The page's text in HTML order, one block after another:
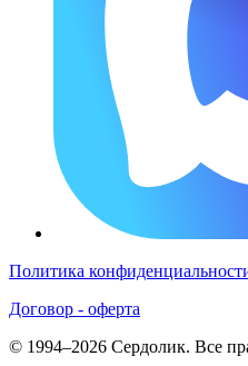
Политика
Договор - оферта
© 1994–2026 Сердолик. Все